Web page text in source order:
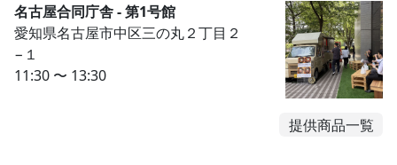
名古屋合同庁舎 - 第1号館
愛知県名古屋市中区三の丸２丁目２
−１
11:30 〜 13:30
提供商品一覧